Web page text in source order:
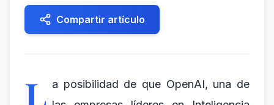
Compartir artículo
L a posibilidad de que OpenAI, una de